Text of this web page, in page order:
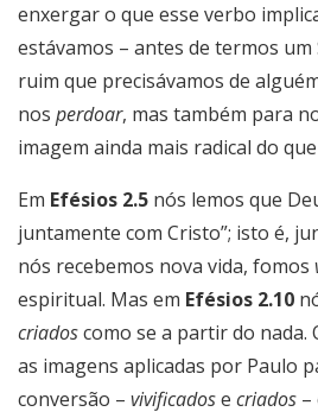
enxergar o que esse verbo
estávamos – antes de termos
ruim que precisávamos de
nos perdoar, mas também para
imagem ainda mais radical do
Em Efésios 2.5 nós lemos que
juntamente com Cristo”; isto é,
nós recebemos nova vida, fomos
espiritual. Mas em Efésios 2.10
criadoscomo se a partir do nada.
as imagens aplicadas por Paulo
conversão – vivificadose criados –